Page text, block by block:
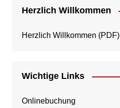
Herzlich Willkommen
Herzlich Willkommen (PDF)
Wichtige Links
Onlinebuchung